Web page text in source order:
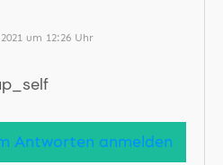
um 12:26 Uhr
Antworten anmelden